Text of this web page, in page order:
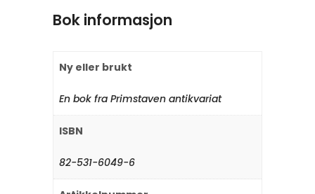
Bok informasjon
Ny eller brukt
En bok fra Primstaven antikvariat
ISBN
82-531-6049-6